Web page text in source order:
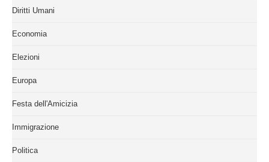
Diritti Umani
Economia
Elezioni
Europa
Festa dell'Amicizia
Immigrazione
Politica